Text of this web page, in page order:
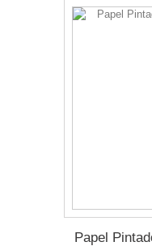
Papel